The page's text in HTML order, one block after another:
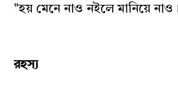
"হয় মেনে নাও নইলে মানিয়ে
রহস্য